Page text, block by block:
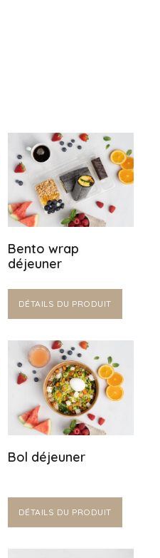
Bento wrap
déjeuner
DÉTAILS DU PRODUIT
Bol déjeuner
DÉTAILS DU PRODUIT